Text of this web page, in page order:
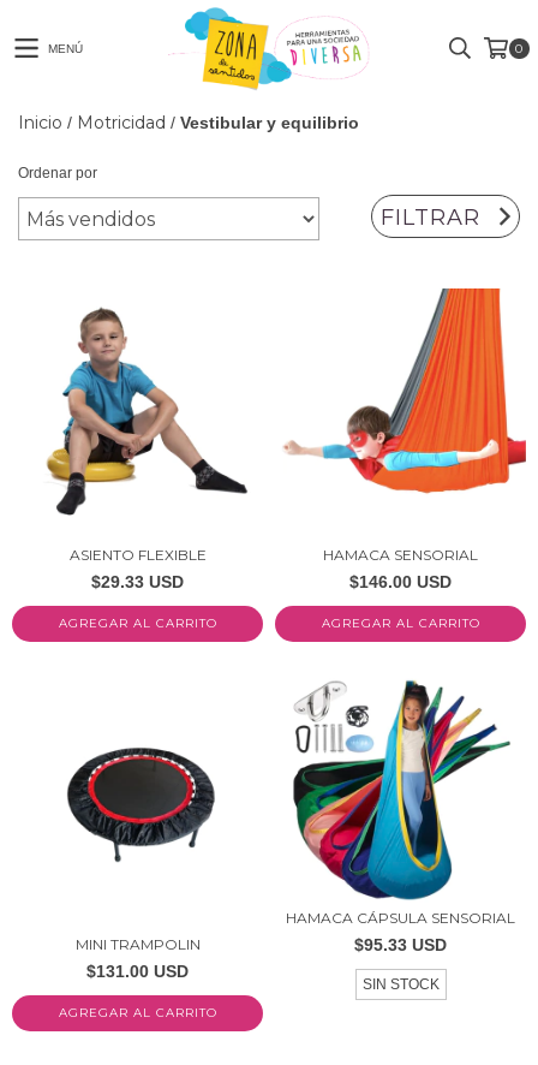
MENÚ 0
Inicio / Motricidad / Vestibular y equilibrio
Ordenar por
FILTRAR
ASIENTO FLEXIBLE
$29.33 USD
AGREGAR AL CARRITO
HAMACA SENSORIAL
$146.00 USD
AGREGAR AL CARRITO
MINI TRAMPOLIN
$131.00 USD
HAMACA CÁPSULA SENSORIAL
$95.33 USD
SIN STOCK